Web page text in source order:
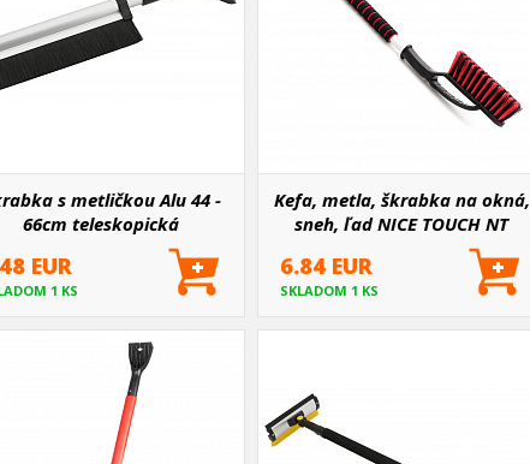
s metličkou Alu 44 -
66cm teleskopická
EUR
1 KS
Kefa, metla, škrabka na okná,
sneh, ľad NICE TOUCH NT
ALUMINIUM 75 cm
6.84 EUR
SKLADOM 1 KS